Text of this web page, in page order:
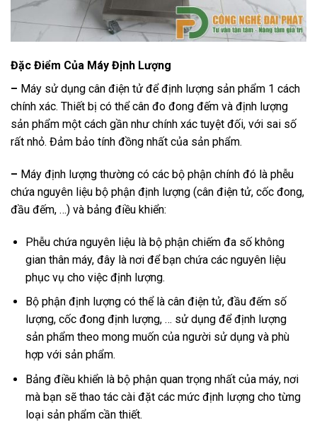
Đặc Điểm Của Máy Định Lượng
– Máy sử dụng cân điện tử để định lượng sản phẩm 1 cách
chính xác. Thiết bị có thể cân đo đong đếm và định lượng
sản phẩm một cách gần như chính xác tuyệt đối, với sai số
rất nhỏ. Đảm bảo tính đồng nhất của sản phẩm.
– Máy định lượng thường có các bộ phận chính đó là phễu
chứa nguyên liệu bộ phận định lượng (cân điện tử, cốc đong,
đầu đếm, …) và bảng điều khiển:
Phễu chứa nguyên liệu là bộ phận chiếm đa số không
gian thân máy, đây là nơi để bạn chứa các nguyên liệu
phục vụ cho việc định lượng.
Bộ phận định lượng có thể là cân điện tử, đầu đếm số
lượng, cốc đong định lượng, … sử dụng để định lượng
sản phẩm theo mong muốn của người sử dụng và phù
hợp với sản phẩm.
Bảng điều khiển là bộ phận quan trọng nhất của máy, nơi
mà bạn sẽ thao tác cài đặt các mức định lượng cho từng
loại sản phẩm cần thiết.